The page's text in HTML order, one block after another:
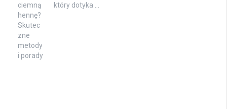
który dotyka …